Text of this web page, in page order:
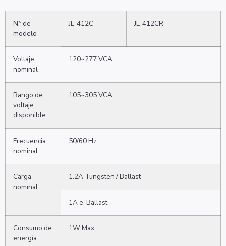
N.º de
modelo
JL-412C JL-412CR
Voltaje
nominal
120~277 VCA
Rango de
voltaje
disponible
105~305 VCA
Frecuencia
nominal
50/60 Hz
Carga
nominal
1.2A Tungsten / Ballast
1A e-Ballast
Consumo de
energía
1W Max.